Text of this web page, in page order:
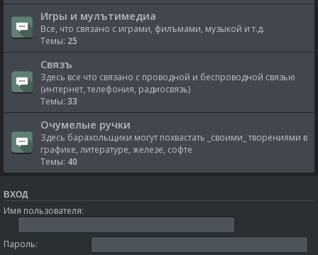
Игры и мулътимедиа
Все, что связано с играми, филъмами, музыкой и т.д.
Темы: 25
Связъ
Здесь все что связано с проводной и беспроводной связью
(интернет, телефония, радиосвязь)
Темы: 33
Очумелые ручки
Здесь барахольщики могут похвастать _своими_ творениями в
графике, литературе, железе, софте
Темы: 40
ВХОД
Имя пользователя:
Пароль: